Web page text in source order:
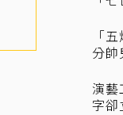
「
分
演藝
字卻